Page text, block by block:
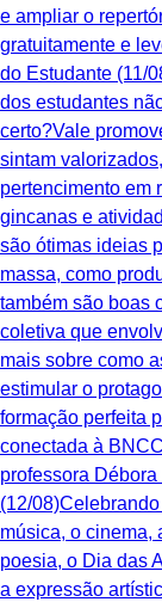
e ampliar o
gratuitamente e
do Estudante (11/
dos estudantes
certo?Vale
sintam
pertencimento em
gincanas e
são ótimas ideias
massa, como
também são boas
coletiva que
mais sobre como
estimular o
formação perfeita
conectada à
professora
(12/
música, o cinema,
poesia, o Dia das
a expressão